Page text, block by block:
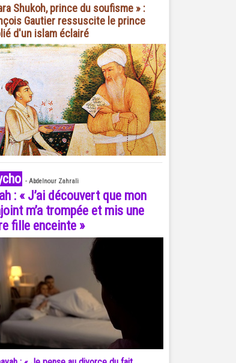
Shukoh, prince du soufisme » :
Gautier ressuscite le prince
d'un islam éclairé
- Abdelnour Zahrali
: « J’ai découvert que mon
m’a trompée et mis une
fille enceinte »